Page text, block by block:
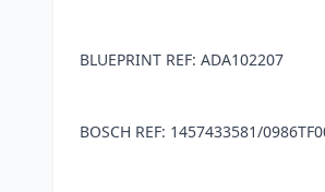
BLUEPRINT REF: ADA102207
BOSCH REF: 1457433581/